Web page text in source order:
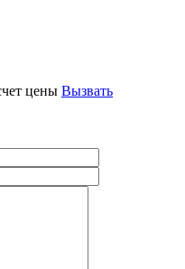
цены Вызвать